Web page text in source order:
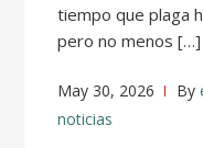
tiempo que plaga
pero no menos […]
May 30, 2026 By
noticias